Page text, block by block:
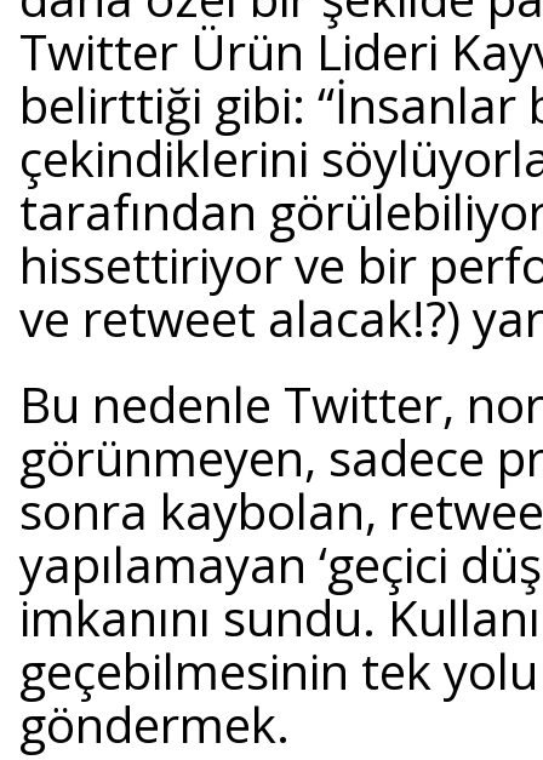
Twitter Ürün Lideri
belirttiği gibi: “İnsanlar
çekindiklerini
tarafından
hissettiriyor ve bir
ve retweet alacak!?)
Bu nedenle Twitter,
görünmeyen, sadece
sonra kaybolan,
yapılamayan ‘geçici
imkanını sundu.
geçebilmesinin tek
göndermek.